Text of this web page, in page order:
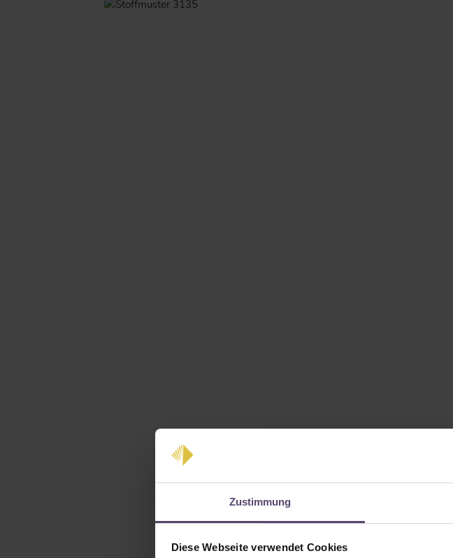
Zustimmung
Diese Webseite verwendet Cookies
Bildergalerie überspringen